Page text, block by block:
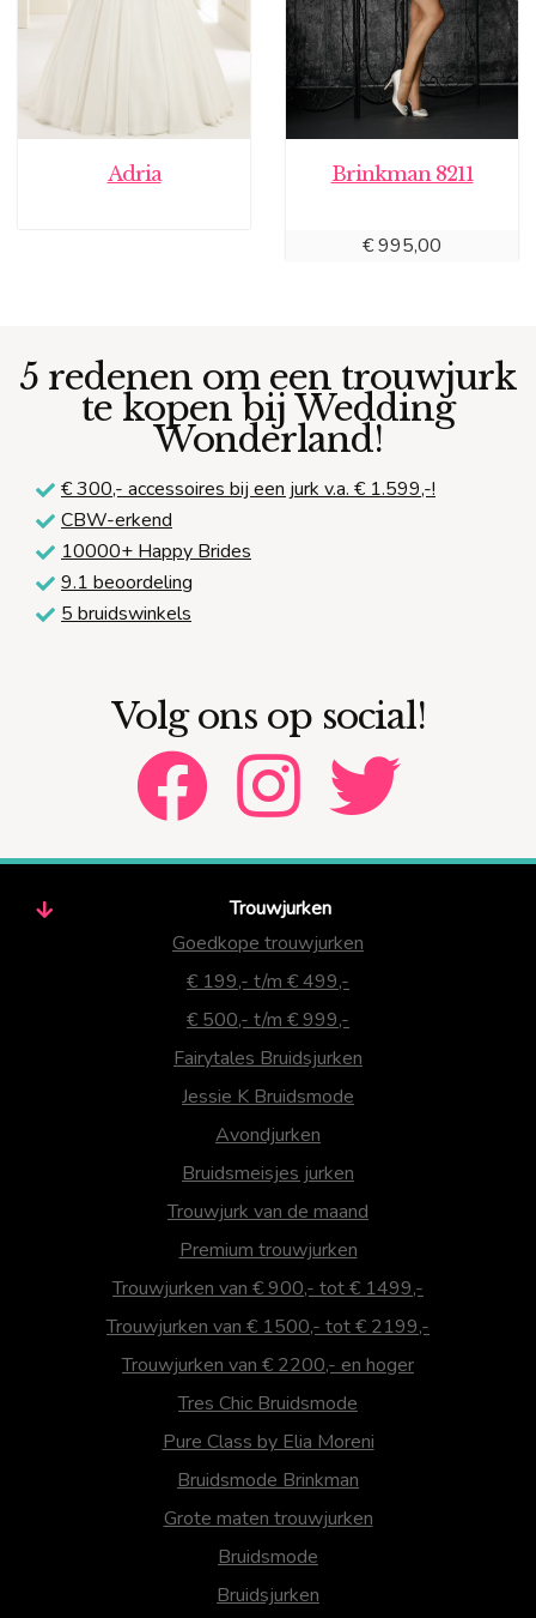
Adria Brinkman 8211
€995,00
5 redenen om een trouwjurk
te kopen bij Wedding
Wonderland!
€ 300,- accessoires bij een jurk v.a. € 1.599,-!
CBW-erkend
10000+ Happy Brides
9.1 beoordeling
5 bruidswinkels
Volg ons op social!
Trouwjurken
Goedkope trouwjurken
€ 199,- t/m € 499,-
€ 500,- t/m € 999,-
Fairytales Bruidsjurken
Jessie K Bruidsmode
Avondjurken
Bruidsmeisjes jurken
Trouwjurk van de maand
Premium trouwjurken
Trouwjurken van € 900,- tot € 1499,-
Trouwjurken van € 1500,- tot € 2199,-
Trouwjurken van € 2200,- en hoger
Tres Chic Bruidsmode
Pure Class by Elia Moreni
Bruidsmode Brinkman
Grote maten trouwjurken
Bruidsmode
Bruidsjurken